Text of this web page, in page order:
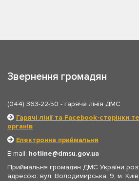
Звернення громадян
(044) 363-22-50 - гаряча лінія ДМС
Гарячі лінії та Facebook-сторінки
органів
Електронна приймальня
E-mail: hotline
dmsu.gov.ua
Приймальня громадян ДМС України
адресою: вул. Володимирська, 9, м.